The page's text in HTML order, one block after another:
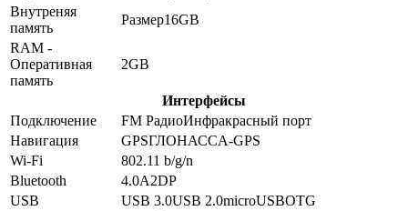
Внутреняя
память
Размер16GB
RAM -
Оперативная
память
2GB
Интерфейсы
Подключение
FM РадиоИнфракрасный порт
Навигация
GPSГЛОНАССA-GPS
Wi-Fi
802.11 b/g/n
Bluetooth
4.0A2DP
USB
USB 3.0USB 2.0microUSBOTG